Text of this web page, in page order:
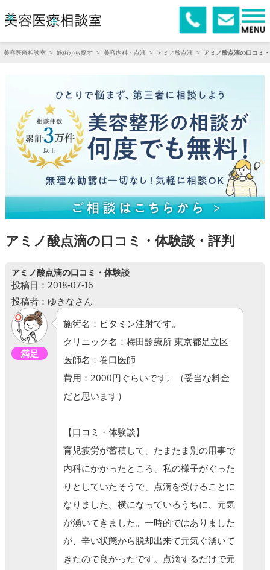
美容医療相談室 > 施術から探す > 美容内科・点滴 > アミノ酸点滴 > アミノ酸点滴の口コミ
アミノ酸点滴の口コミ・体験談・評判
アミノ酸点滴の口コミ・体験談
投稿日：2018-07-16
投稿者：ゆきなさん
満足
施術名：ビタミン注射です。
クリニック名：梅田診療所 東京都足立区
医師名：巻口医師
費用：2000円ぐらいです。（妥当な料金
だと思います）
【口コミ・体験談】
育児疲労が蓄積して、たまたま別の用事で
内科にかかったところ、私の様子がぐった
りとしていたそうで、点滴を受けることに
なりました。横になっているうちに、元気
が湧いてきました。一時的ではありました
が、辛い状態から脱却出来て元気ぐ湧いて
きたので良かったです。点滴するだけで元